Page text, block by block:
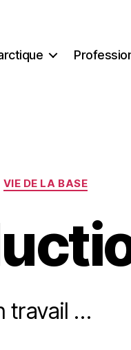
VIE DE LA BASE
travail …